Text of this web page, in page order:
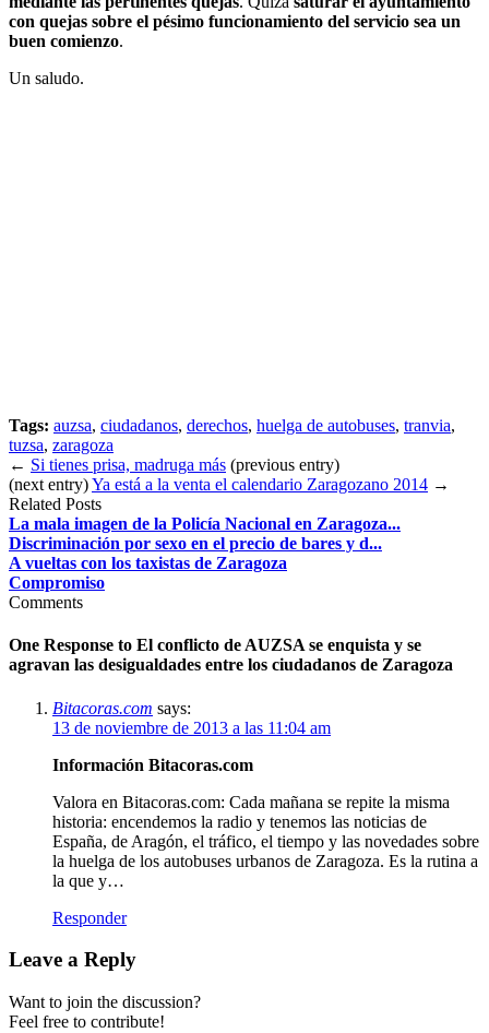
con quejas sobre el pésimo funcionamiento del servicio sea un
buen comienzo.
Un saludo.
Tags: auzsa, ciudadanos, derechos, huelga de autobuses, tranvia,
tuzsa, zaragoza
← Si tienes prisa, madruga más (previous entry)
(next entry)Ya está a la venta el calendario Zaragozano 2014 →
Related Posts
La mala imagen de la Policía Nacional en Zaragoza...
Discriminación por sexo en el precio de bares y d...
A vueltas con los taxistas de Zaragoza
Compromiso
Comments
One Response to El conflicto de AUZSA se enquista y se
agravan las desigualdades entre los ciudadanos de Zaragoza
Bitacoras.com says:
13 de noviembre de 2013 a las 11:04 am
Información Bitacoras.com
Valora en Bitacoras.com: Cada mañana se repite la misma
historia: encendemos la radio y tenemos las noticias de
España, de Aragón, el tráfico, el tiempo y las novedades sobre
la huelga de los autobuses urbanos de Zaragoza. Es la rutina a
la que y…
Responder
Leave a Reply
Want to join the discussion?
Feel free to contribute!